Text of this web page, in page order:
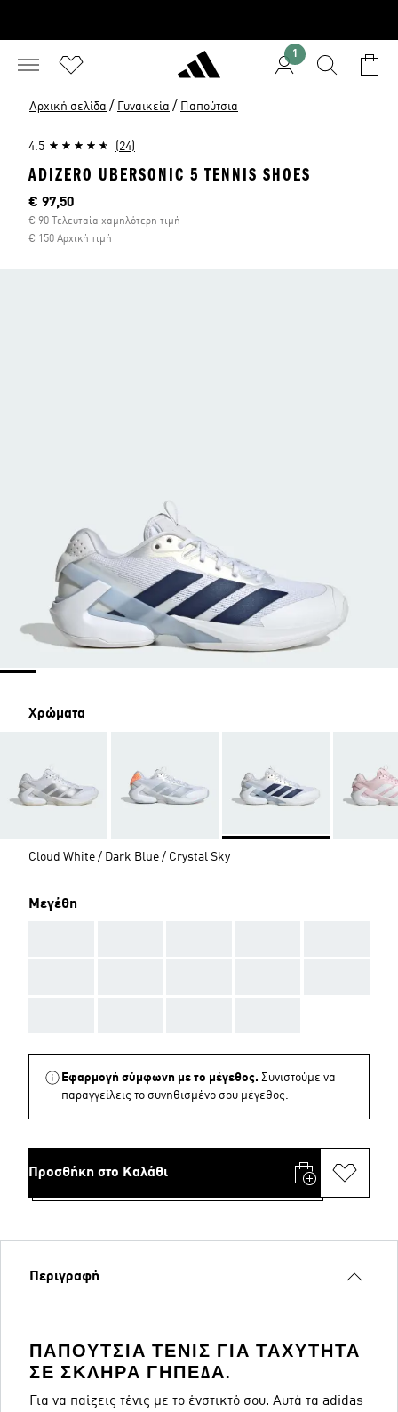
1
Αρχική σελίδα / Γυναικεία / Παπούτσια
4.5 (24)
ADIZERO UBERSONIC 5 TENNIS SHOES
Τρέχουσα τιμή
€ 97,50
€ 90 Τελευταία χαμηλότερη τιμή
€ 150 Αρχική τιμή
Χρώματα
Cloud White / Dark Blue / Crystal Sky
Μεγέθη
Εφαρμογή σύμφωνη με το μέγεθος. Συνιστούμε να
παραγγείλεις το συνηθισμένο σου μέγεθος.
Προσθήκη στο Καλάθι
Περιγραφή
ΠΑΠΟΎΤΣΙΑ ΤΈΝΙΣ ΓΙΑ ΤΑΧΎΤΗΤΑ
ΣΕ ΣΚΛΗΡΆ ΓΉΠΕΔΑ.
Για να παίζεις τένις με το ένστικτό σου. Αυτά τα adidas